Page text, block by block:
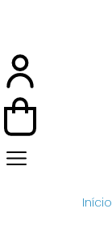
Início